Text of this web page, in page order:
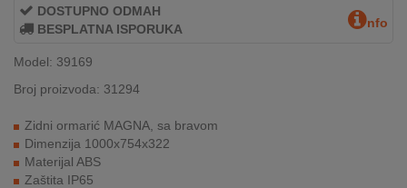
INTERNO
MOJ
NALOG
AKCIJE
BRENDOVI
DOSTUPNO ODMAH
BESPLATNA ISPORUKA
nfo
Model: 39169
Broj proizvoda: 31294
Zidni ormarić MAGNA, sa bravom
Dimenzija 1000x754x322
Materijal ABS
Zaštita IP65